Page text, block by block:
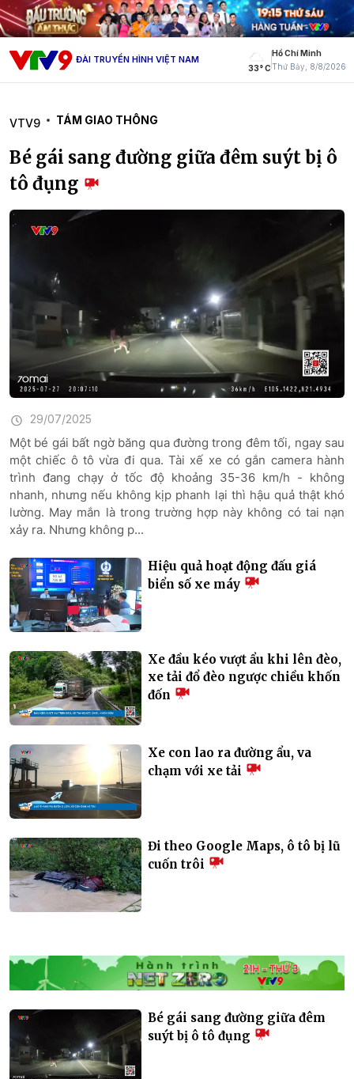
ĐÀI TRUYỀN HÌNH VIỆT NAM
33° C
Hồ Chí Minh
Thứ Bảy, 8/8/2026
VTV9 TÁM GIAO THÔNG
Bé gái sang đường giữa đêm suýt bị ô
tô đụng
29/07/2025
Một bé gái bất ngờ băng qua đường trong đêm tối, ngay sau
một chiếc ô tô vừa đi qua. Tài xế xe có gắn camera hành
trình đang chạy ở tốc độ khoảng 35-36 km/h - không
nhanh, nhưng nếu không kịp phanh lại thì hậu quả thật khó
lường. May mắn là trong trường hợp này không có tai nạn
xảy ra. Nhưng không p...
Hiệu quả hoạt động đấu giá
biển số xe máy
Xe đầu kéo vượt ẩu khi lên đèo,
xe tải đổ đèo ngược chiều khốn
đốn
Xe con lao ra đường ẩu, va
chạm với xe tải
Đi theo Google Maps, ô tô bị lũ
cuốn trôi
Bé gái sang đường giữa đêm
suýt bị ô tô đụng